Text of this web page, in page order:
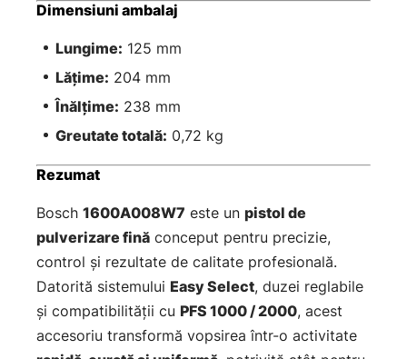
Dimensiuni ambalaj
Lungime: 125 mm
Lățime: 204 mm
Înălțime: 238 mm
Greutate totală: 0,72 kg
Rezumat
Bosch 1600A008W7 este un pistol de
pulverizare fină conceput pentru precizie,
control și rezultate de calitate profesională.
Datorită sistemului Easy Select, duzei reglabile
și compatibilității cu PFS 1000 / 2000, acest
accesoriu transformă vopsirea într-o activitate